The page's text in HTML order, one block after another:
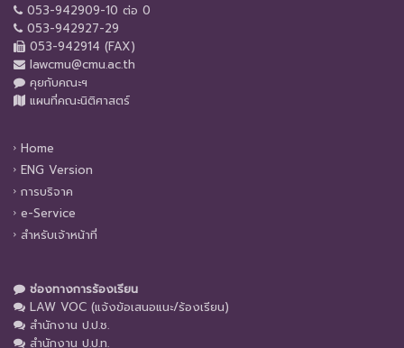
053-942909-10 ต่อ 0
053-942927-29
053-942914 (FAX)
lawcmu@cmu.ac.th
คุยกับคณะฯ
แผนที่คณะนิติศาสตร์
Home
ENG Version
การบริจาค
e-Service
สำหรับเจ้าหน้าที่
ช่องทางการร้องเรียน
LAW VOC (แจ้งข้อเสนอแนะ/ร้องเรียน)
สำนักงาน ป.ป.ช.
สำนักงาน ป.ป.ท.